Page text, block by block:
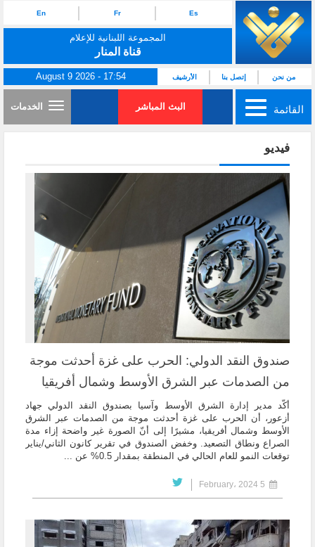
Es
Fr
En
المجموعة اللبنانية للإعلام
قناة المنار
من نحن إتصل بنا الأرشيف August 9 2026 - 17:54
القائمة البث المباشر الخدمات
فيديو
صندوق النقد الدولي: الحرب على غزة أحدثت موجة
من الصدمات عبر الشرق الأوسط وشمال أفريقيا
أكّد مدير إدارة الشرق الأوسط وآسيا بصندوق النقد الدولي جهاد
أزعور، أن الحرب على غزة أحدثت موجة من الصدمات عبر الشرق
الأوسط وشمال أفريقيا، مشيرًا إلى أنّ الصورة غير واضحة إزاء مدة
الصراع ونطاق التصعيد. وخفض الصندوق في تقرير كانون الثاني/يناير
توقعات النمو للعام الحالي في المنطقة بمقدار 0.5% عن ...